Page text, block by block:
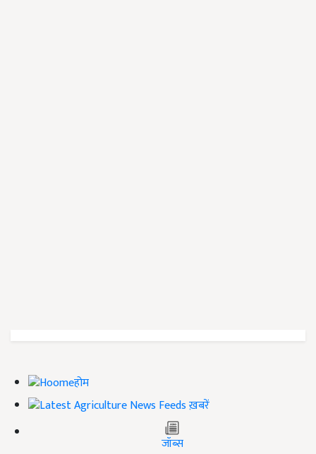
होम
ख़बरें
जॉब्स